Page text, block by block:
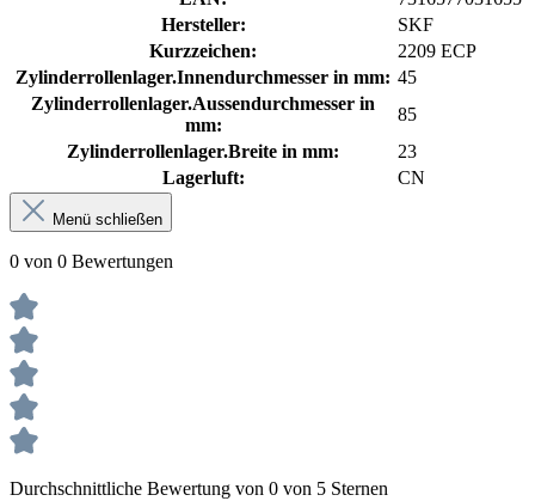
Hersteller:
SKF
Kurzzeichen:
2209 ECP
Zylinderrollenlager.Innendurchmesser in mm: 45
Zylinderrollenlager.Aussendurchmesser in
mm:
85
Zylinderrollenlager.Breite in mm:
23
Lagerluft:
CN
Menü schließen
0 von 0 Bewertungen
Durchschnittliche Bewertung von 0 von 5 Sternen